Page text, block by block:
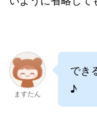
ますたん
でき
♪